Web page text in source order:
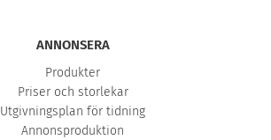
ANNONSERA
Produkter
Priser och storlekar
Utgivningsplan för tidning
Annonsproduktion